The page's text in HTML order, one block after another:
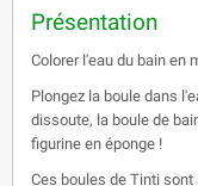
Présentation
Colorer l'eau du bain en
Plongez la boule dans
dissoute, la boule de
figurine en éponge !
Ces boules de Tinti